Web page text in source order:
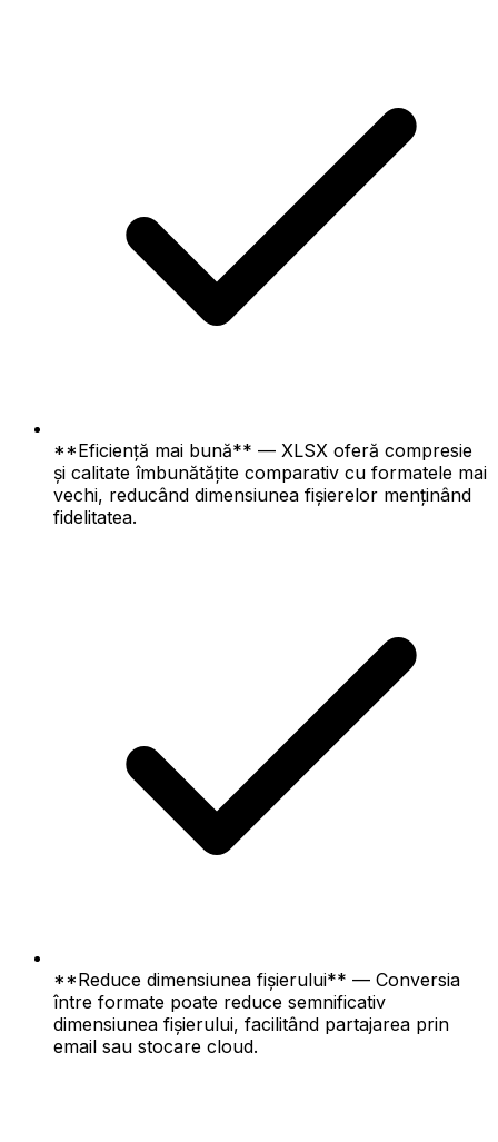
**Eficiență mai bună** — XLSX oferă compresie
și calitate îmbunătățite comparativ cu formatele mai
vechi, reducând dimensiunea fișierelor menținând
fidelitatea.
**Reduce dimensiunea fișierului** — Conversia
între formate poate reduce semnificativ
dimensiunea fișierului, facilitând partajarea prin
email sau stocare cloud.